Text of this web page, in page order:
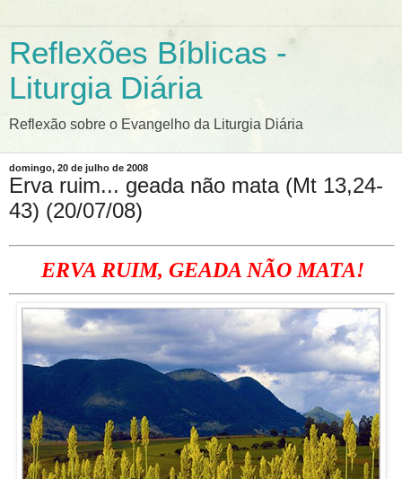
Reflexões Bíblicas -
Liturgia Diária
Reflexão sobre o Evangelho da Liturgia Diária
domingo, 20 de julho de 2008
Erva ruim... geada não mata (Mt 13,24-
43) (20/07/08)
ERVA RUIM, GEADA NÃO MATA!